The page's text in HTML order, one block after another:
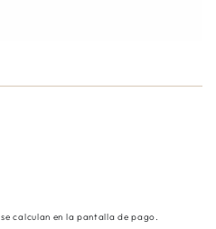
se calculan en la pantalla de pago.